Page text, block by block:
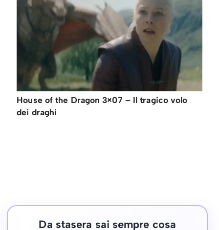
House of the Dragon 3×07 – Il tragico volo
dei draghi
Da stasera sai sempre cosa